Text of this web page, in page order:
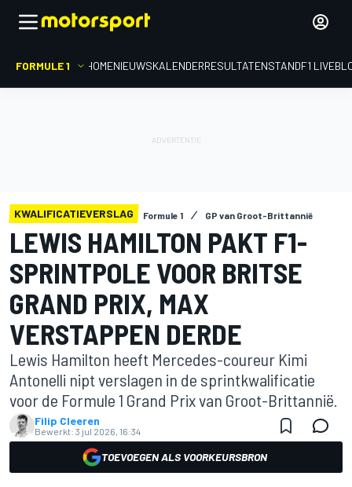
FORMULE 1 HOMENIEUWSKALENDERRESULTATENSTANDF1
KWALIFICATIEVERSLAG Formule 1 GP van Groot-Brittannië
LEWIS HAMILTON PAKT F1-
SPRINTPOLE VOOR BRITSE
GRAND PRIX, MAX
VERSTAPPEN DERDE
Lewis Hamilton heeft Mercedes-coureur Kimi
Antonelli nipt verslagen in de sprintkwalificatie
voor de Formule 1 Grand Prix van Groot-Brittannië.
Filip Cleeren
Bewerkt: 3 jul 2026, 16:34
TOEVOEGEN ALS VOORKEURSBRON